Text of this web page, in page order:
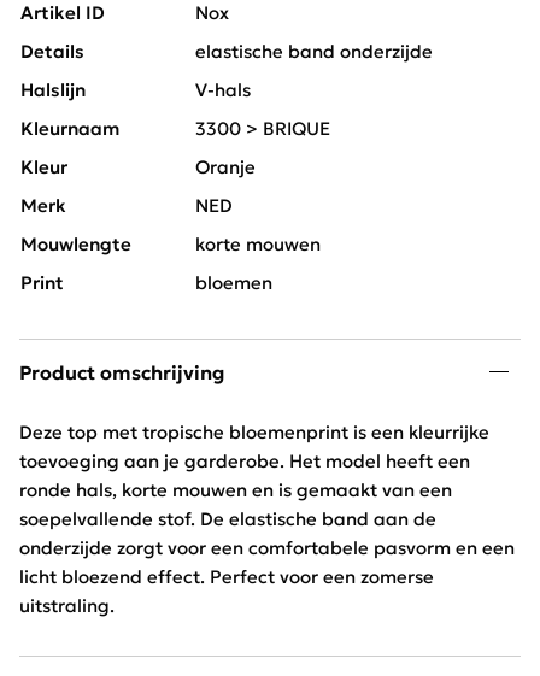
Artikel ID
Nox
Details
elastische band onderzijde
Halslijn
V-hals
Kleurnaam
3300 > BRIQUE
Kleur
Oranje
Merk
NED
Mouwlengte
korte mouwen
Print
bloemen
Product omschrijving
Deze top met tropische bloemenprint is een kleurrijke
toevoeging aan je garderobe. Het model heeft een
ronde hals, korte mouwen en is gemaakt van een
soepelvallende stof. De elastische band aan de
onderzijde zorgt voor een comfortabele pasvorm en een
licht bloezend effect. Perfect voor een zomerse
uitstraling.